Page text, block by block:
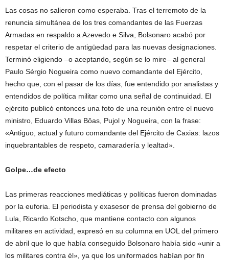
Las cosas no salieron como esperaba. Tras el terremoto de la
renuncia simultánea de los tres comandantes de las Fuerzas
Armadas en respaldo a Azevedo e Silva, Bolsonaro acabó por
respetar el criterio de antigüedad para las nuevas designaciones.
Terminó eligiendo –o aceptando, según se lo mire– al general
Paulo Sérgio Nogueira como nuevo comandante del Ejército,
hecho que, con el pasar de los días, fue entendido por analistas y
entendidos de política militar como una señal de continuidad. El
ejército publicó entonces una foto de una reunión entre el nuevo
ministro, Eduardo Villas Bôas, Pujol y Nogueira, con la frase:
«Antiguo, actual y futuro comandante del Ejército de Caxias: lazos
inquebrantables de respeto, camaradería y lealtad».
Golpe…de efecto
Las primeras reacciones mediáticas y políticas fueron dominadas
por la euforia. El periodista y exasesor de prensa del gobierno de
Lula, Ricardo Kotscho, que mantiene contacto con algunos
militares en actividad, expresó en su columna en UOL del primero
de abril que lo que había conseguido Bolsonaro había sido «unir a
los militares contra él», ya que los uniformados habían por fin